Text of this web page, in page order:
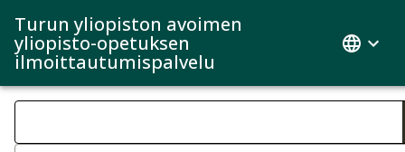
Turun yliopiston avoimen
yliopisto-opetuksen
ilmoittautumispalvelu
Haku kategoriat